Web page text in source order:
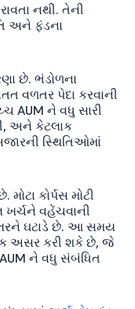
નથી. તેની
અને ફંડના
છે. ભંડોળના
વળતર પેદા કરવાની
AUM ને વધુ સારી
અને કેટલાક
સ્થિતિઓમાં
કોર્પસ મોટી
ખર્ચને વહેંચવાની
ઘટાડે છે. આ સમય
અસર કરી શકે છે, જે
ને વધુ સંબંધિત